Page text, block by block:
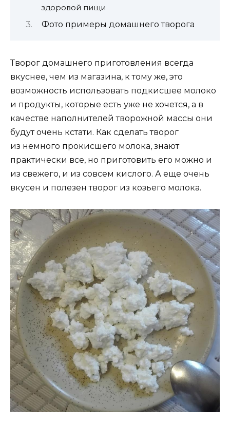
здоровой пищи
Фото примеры домашнего творога
Творог домашнего приготовления всегда
вкуснее, чем из магазина, к тому же, это
возможность использовать подкисшее молоко
и продукты, которые есть уже не хочется, а в
качестве наполнителей творожной массы они
будут очень кстати. Как сделать творог
из немного прокисшего молока, знают
практически все, но приготовить его можно и
из свежего, и из совсем кислого. А еще очень
вкусен и полезен творог из козьего молока.